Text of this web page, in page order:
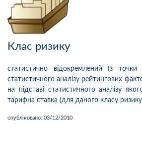
Клас ризику
статистично відокремлений (з
статистичного аналізу рейтингових
на підставі статистичного аналізу
тарифна ставка (для даного класу
опубліковано: 03/12/2010